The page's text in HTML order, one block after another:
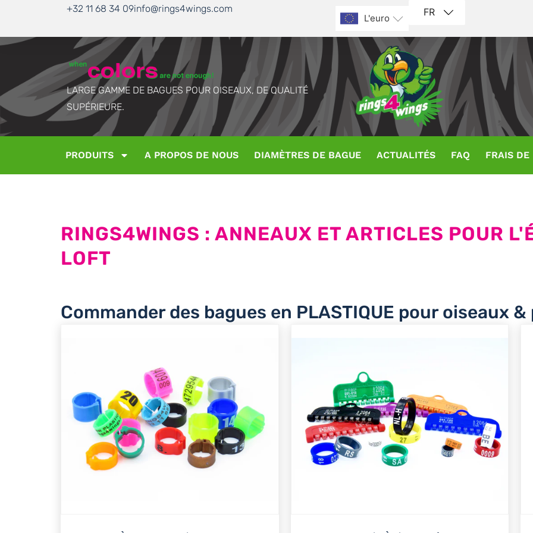
+32 11 68 34 09info@rings4wings.com
L'euro
FR
LARGE GAMME DE BAGUES POUR OISEAUX, DE QUALITÉ
SUPÉRIEURE.
PRODUITS A PROPOS DE NOUS DIAMÈTRES DE BAGUE ACTUALITÉS FAQ FRAIS
RINGS4WINGS : ANNEAUX ET ARTICLES POUR
LOFT
Commander des bagues en PLASTIQUE pour oiseaux &